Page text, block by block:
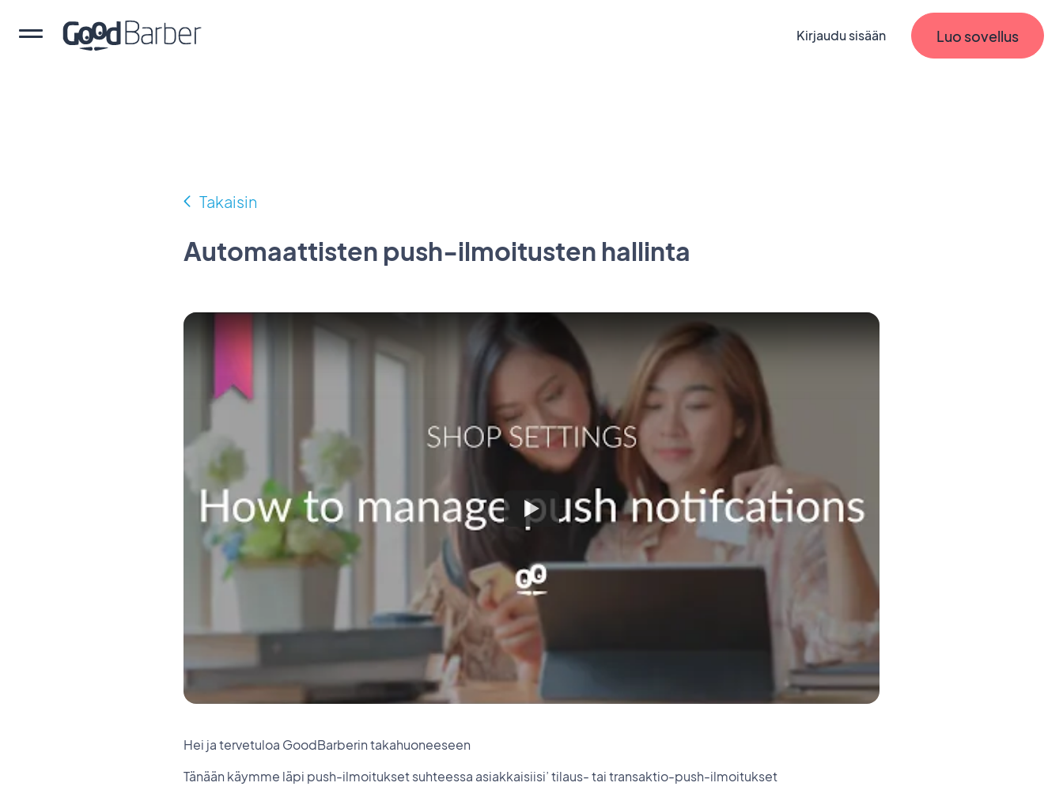
Kirjaudu sisään Luo sovellus
Takaisin
Automaattisten push-ilmoitusten hallinta
Hei ja tervetuloa GoodBarberin takahuoneeseen
Tänään käymme läpi push-ilmoitukset suhteessa asiakkaisiisi’ tilaus- tai transaktio-push-ilmoitukset